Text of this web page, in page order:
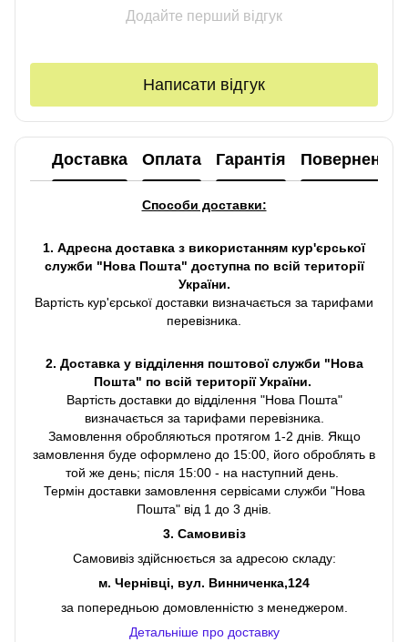
Додайте перший відгук
Написати відгук
Доставка Оплата Гарантія Повернення
Способи доставки:
1. Адресна доставка з використанням кур'єрської
служби "Нова Пошта" доступна по всій території
України.
Вартість кур'єрської доставки визначається за тарифами
перевізника.
2. Доставка у відділення поштової служби "Нова
Пошта" по всій території України.
Вартість доставки до відділення "Нова Пошта"
визначається за тарифами перевізника.
Замовлення обробляються протягом 1-2 днів. Якщо
замовлення буде оформлено до 15:00, його оброблять в
той же день; після 15:00 - на наступний день.
Термін доставки замовлення сервісами служби "Нова
Пошта" від 1 до 3 днів.
3. Самовивіз
Самовивіз здійснюється за адресою складу:
м. Чернівці, вул. Винниченка,124
за попередньою домовленністю з менеджером.
Детальніше про доставку